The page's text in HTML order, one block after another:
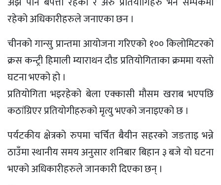
रहेको अधिकारीहरुले जनाएका छन ।
चीनको गान्सु प्रान्तमा आयोजना गरिएको १०० किलोमिटरको
क्रस कन्ट्री हिमाली म्याराथन दौड प्रतियोगिताका क्रममा यस्तो
घटना भएको हो ।
प्रतियोगिता भइरहेको बेला एक्कासी मौसम खराब भएपछि
कठांग्रिएर प्रतियोगीहरुको मृत्यु भएको जनाइएको छ ।
पर्यटकीय क्षेत्रको रुपमा चर्चित बैयीन सहरको जङताइ भन्ने
ठाउँमा स्थानीय समय अनुसार शनिबार बिहान ३ बजे यो घटना
भएको अधिकारीहरुले जानकारी दिएका छन् ।